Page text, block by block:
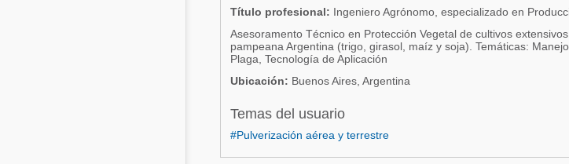
Comunidades en inglés
Acuacultura
Micotoxinas
Avicultura
Porcicultura
Comunidades en portugués
Avicultura
Título profesional: Ingeniero Agrónomo, especializado en
Asesoramento Técnico en Protección Vegetal de cultivos
pampeana Argentina (trigo, girasol, maíz y soja). Temáticas:
Plaga, Tecnología de Aplicación
Ubicación: Buenos Aires, Argentina
Temas del usuario
#Pulverización aérea y terrestre